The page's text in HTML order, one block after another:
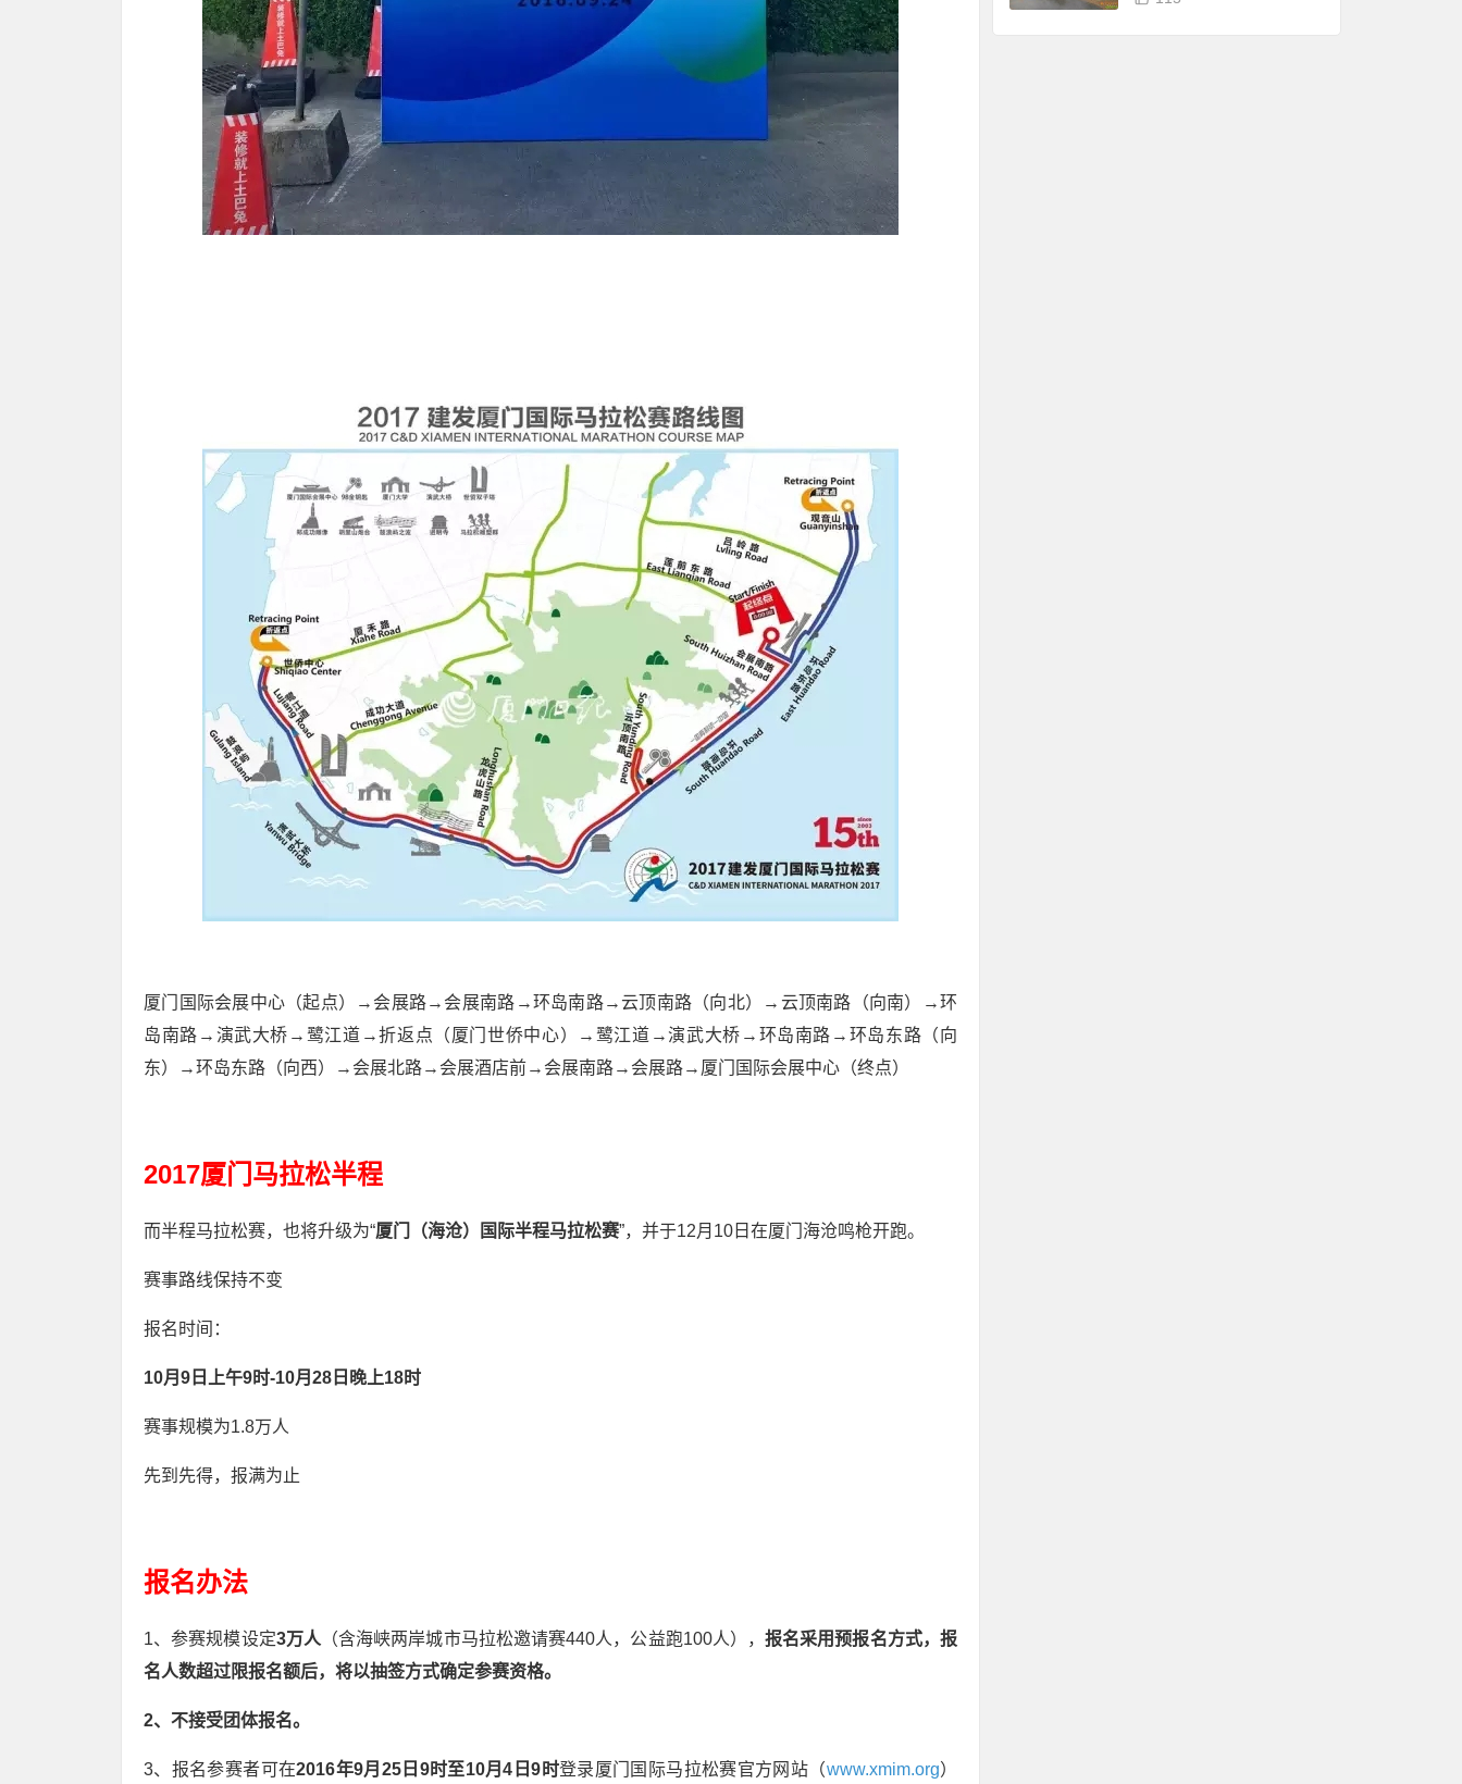
厦门国际会展中心（起点）→会展路→会展南路→环岛南路→云顶南路（向北）→云顶南路（向南）→环
岛南路→演武大桥→鹭江道→折返点（厦门世侨中心）→鹭江道→演武大桥→环岛南路→环岛东路（向
东）→环岛东路（向西）→会展北路→会展酒店前→会展南路→会展路→厦门国际会展中心（终点）
2017厦门马拉松半程
而半程马拉松赛，也将升级为“厦门（海沧）国际半程马拉松赛”，并于12月10日在厦门海沧鸣枪开跑。
赛事路线保持不变
报名时间：
10月9日上午9时-10月28日晚上18时
赛事规模为1.8万人
先到先得，报满为止
报名办法
1、参赛规模设定3万人 （含海峡两岸城市马拉松邀请赛440人，公益跑100人），报名采用预报名方式，报
名人数超过限报名额后，将以抽签方式确定参赛资格。
2、不接受团体报名。
3、报名参赛者可在2016年9月25日9时至10月4日9时登录厦门国际马拉松赛官方网站（www.xmim.org）